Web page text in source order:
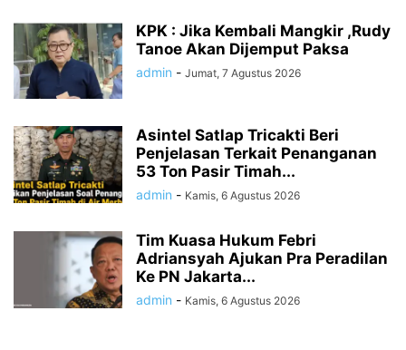
KPK : Jika Kembali Mangkir ,Rudy
Tanoe Akan Dijemput Paksa
admin - Jumat, 7 Agustus 2026
Asintel Satlap Tricakti Beri
Penjelasan Terkait Penanganan
53 Ton Pasir Timah...
admin - Kamis, 6 Agustus 2026
Tim Kuasa Hukum Febri
Adriansyah Ajukan Pra Peradilan
Ke PN Jakarta...
admin - Kamis, 6 Agustus 2026